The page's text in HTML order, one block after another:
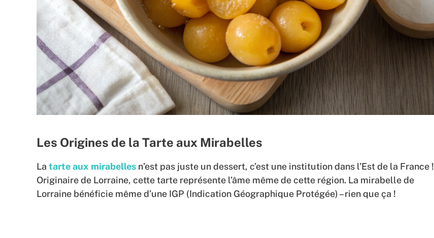
Les Origines de la Tarte aux Mirabelles
La tarte aux mirabelles n’est pas juste un dessert, c’est une institution dans l’Est de la France !
Originaire de Lorraine, cette tarte représente l’âme même de cette région. La mirabelle de
Lorraine bénéficie même d’une IGP (Indication Géographique Protégée) – rien que ça !